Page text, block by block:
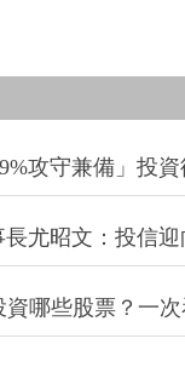
攻守兼備」投資
尤昭文：投信
哪些股票？一